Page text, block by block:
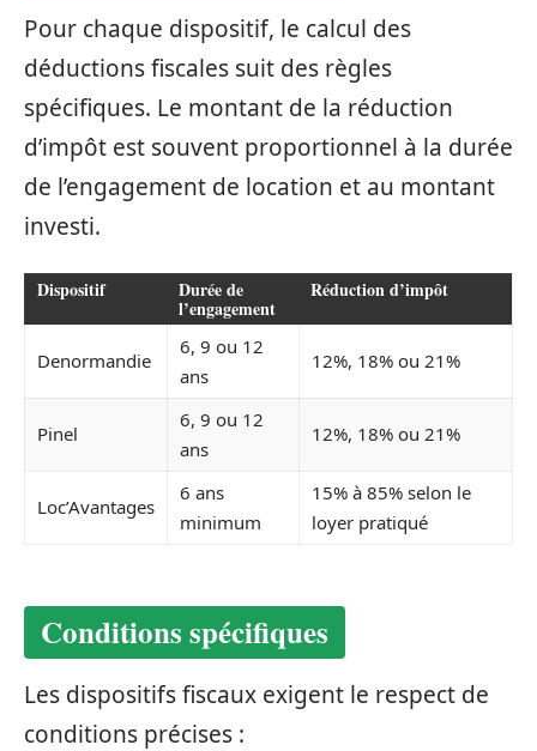
Pour chaque dispositif, le calcul des
déductions fiscales suit des règles
spécifiques. Le montant de la réduction
d’impôt est souvent proportionnel à la durée
de l’engagement de location et au montant
investi.
Dispositif Durée de
l’engagement
Réduction d’impôt
Denormandie
6, 9 ou 12
ans
12%, 18% ou 21%
Pinel
6, 9 ou 12
ans
12%, 18% ou 21%
Loc’Avantages
6 ans
minimum
15% à 85% selon le
loyer pratiqué
Conditions spécifiques
Les dispositifs fiscaux exigent le respect de
conditions précises :